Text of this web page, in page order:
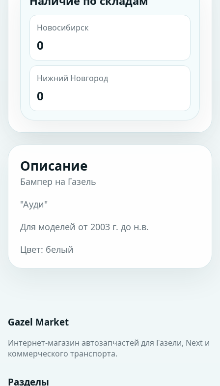
Новосибирск
0
Нижний Новгород
0
Описание
Бампер на Газель
"Ауди"
Для моделей от 2003 г. до н.в.
Цвет: белый
Gazel Market
Интернет-магазин автозапчастей для Газели, Next и
коммерческого транспорта.
Разделы